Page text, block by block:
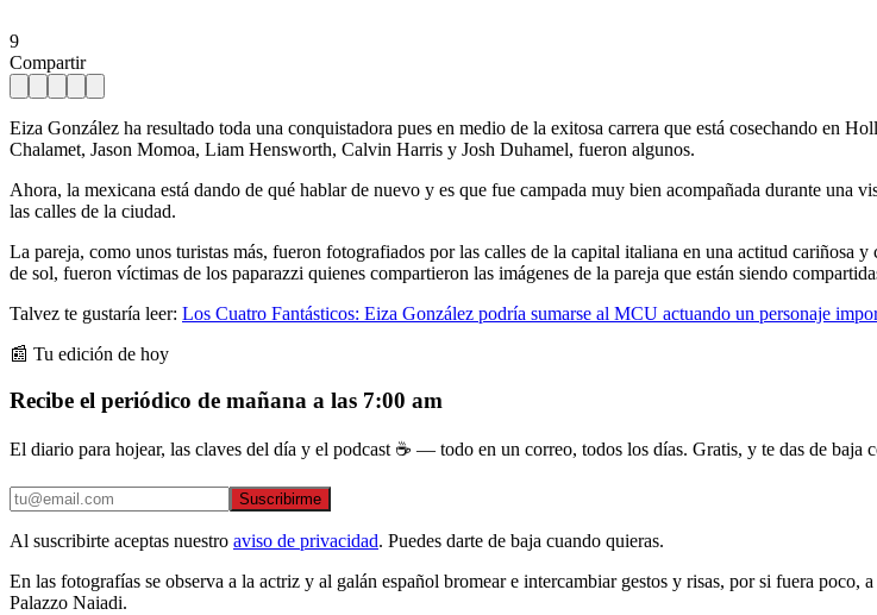
9
Compartir
Eiza González ha resultado toda una conquistadora pues en medio de la exitosa carrera que está cosechando en
Chalamet, Jason Momoa, Liam Hensworth, Calvin Harris y Josh Duhamel, fueron algunos.
Ahora, la mexicana está dando de qué hablar de nuevo y es que fue campada muy bien acompañada durante
las calles de la ciudad.
La pareja, como unos turistas más, fueron fotografiados por las calles de la capital italiana en una actitud cariñosa
de sol, fueron víctimas de los paparazzi quienes compartieron las imágenes de la pareja que están siendo
Talvez te gustaría leer: Los Cuatro Fantásticos: Eiza González podría sumarse al MCU actuando un personaje
📰 Tu edición de hoy
Recibe el periódico de mañana a las 7:00 am
El diario para hojear, las claves del día y el podcast ☕ — todo en un correo, todos los días. Gratis, y te das de baja
Suscribirme
Al suscribirte aceptas nuestro aviso de privacidad. Puedes darte de baja cuando quieras.
En las fotografías se observa a la actriz y al galán español bromear e intercambiar gestos y risas, por si fuera poco,
Palazzo Naiadi.